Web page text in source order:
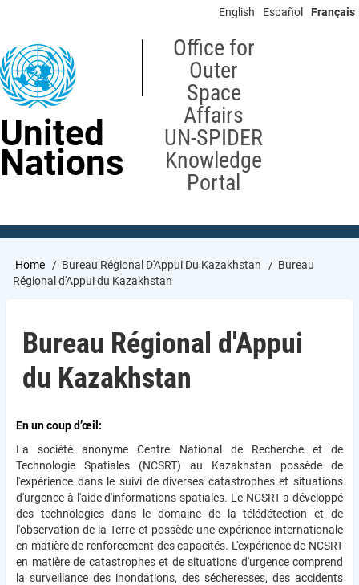
content
English Español Français
United
Nations
Office for
Outer
Space
Affairs
UN-SPIDER
Knowledge
Portal
Breadcrumb
Home Bureau Régional D'Appui Du Kazakhstan
Bureau
Régional d'Appui du Kazakhstan
Bureau Régional d'Appui
du Kazakhstan
En un coup d’œil:
La société anonyme Centre National de Recherche et de
Technologie Spatiales (NCSRT) au Kazakhstan possède de
l'expérience dans le suivi de diverses catastrophes et situations
d'urgence à l'aide d'informations spatiales. Le NCSRT a développé
des technologies dans le domaine de la télédétection et de
l'observation de la Terre et possède une expérience internationale
en matière de renforcement des capacités. L'expérience de NCSRT
en matière de catastrophes et de situations d'urgence comprend
la surveillance des inondations, des sécheresses, des accidents